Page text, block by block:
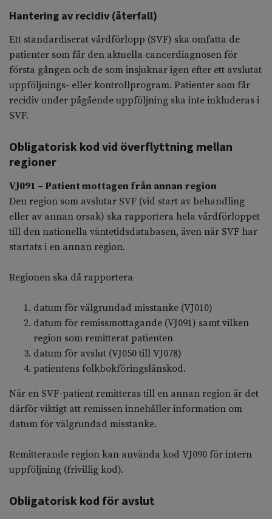
Hantering av recidiv (återfall)
Ett standardiserat vårdförlopp (SVF) ska omfatta de
patienter som får den aktuella cancerdiagnosen för
första gången och de som insjuknar igen efter ett avslutat
uppföljnings- eller kontrollprogram. Patienter som får
recidiv under pågående uppföljning ska inte inkluderas i
SVF.
Obligatorisk kod vid överflyttning mellan
regioner
VJ091 – Patient mottagen från annan region
Den region som avslutar SVF (vid start av behandling
eller av annan orsak) ska rapportera hela vårdförloppet
till den nationella väntetidsdatabasen, även när SVF har
startats i en annan region.
Regionen ska då rapportera
datum för välgrundad misstanke (VJ010)
datum för remissmottagande (VJ091) samt vilken
region som remitterat patienten
datum för avslut (VJ050 till VJ078)
patientens folkbokföringslänskod.
När en SVF-patient remitteras till en annan region är det
därför viktigt att remissen innehåller information om
datum för välgrundad misstanke.
Remitterande region kan använda kod VJ090 för intern
uppföljning (frivillig kod).
Obligatorisk kod för avslut